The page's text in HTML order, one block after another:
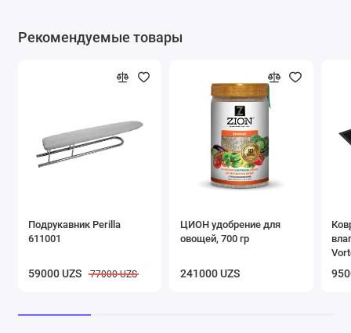
Рекомендуемые товары
Подрукавник Perilla
611001
59000 UZS 77000 UZS
ЦИОН удобрение для
овощей, 700 гр
241000 UZS